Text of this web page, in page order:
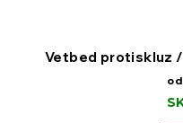
Vetbed protiskluz
od